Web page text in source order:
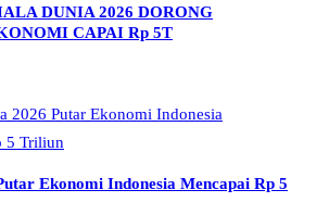
DUNIA 2026 DORONG
CAPAI Rp 5T
Ekonomi Indonesia Mencapai Rp 5